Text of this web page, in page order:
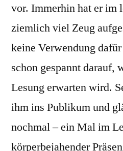
vor. Immerhin hat er im
ziemlich viel Zeug
keine Verwendung
schon gespannt darauf,
Lesung erwarten wird.
ihm ins Publikum und
nochmal – ein Mal im
körperbejahender